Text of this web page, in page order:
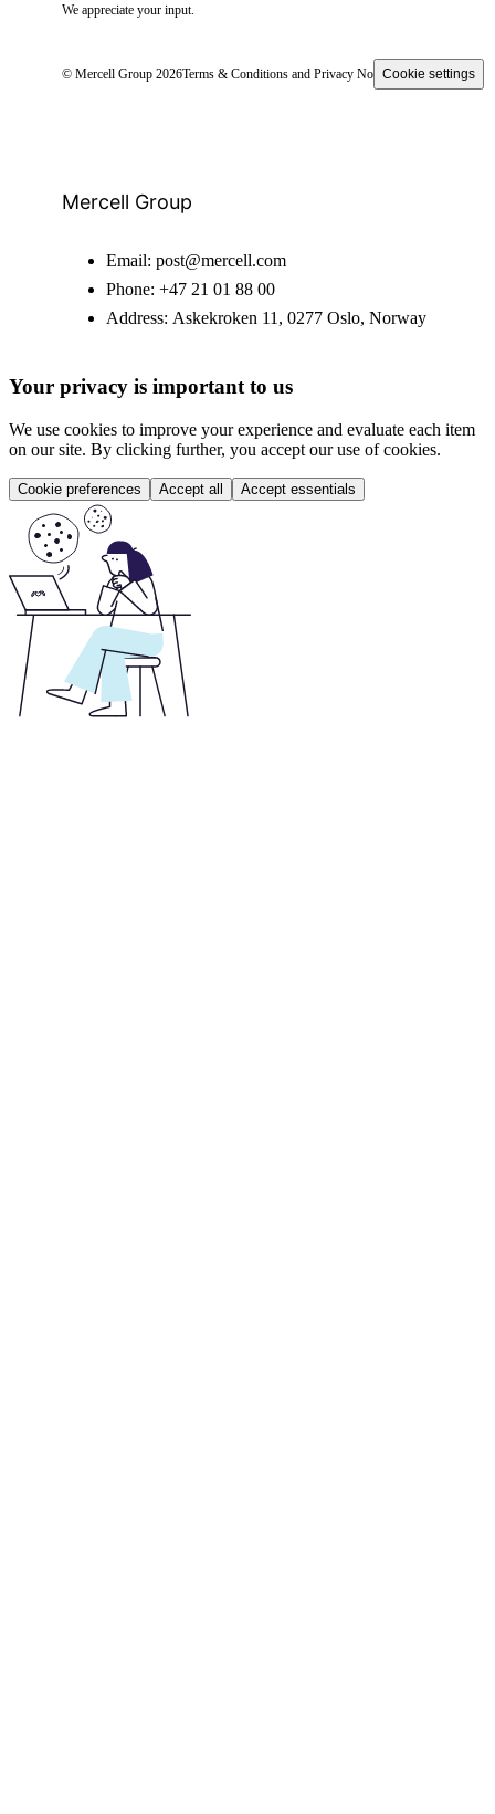
We appreciate your input.
© Mercell Group 2026Terms & Conditions and Privacy NoticeCookie settings
Mercell Group
Email: post@mercell.com
Phone: +47 21 01 88 00
Address: Askekroken 11, 0277 Oslo, Norway
Your privacy is important to us
We use cookies to improve your experience and evaluate each item
on our site. By clicking further, you accept our use of cookies.
Cookie preferences Accept all Accept essentials